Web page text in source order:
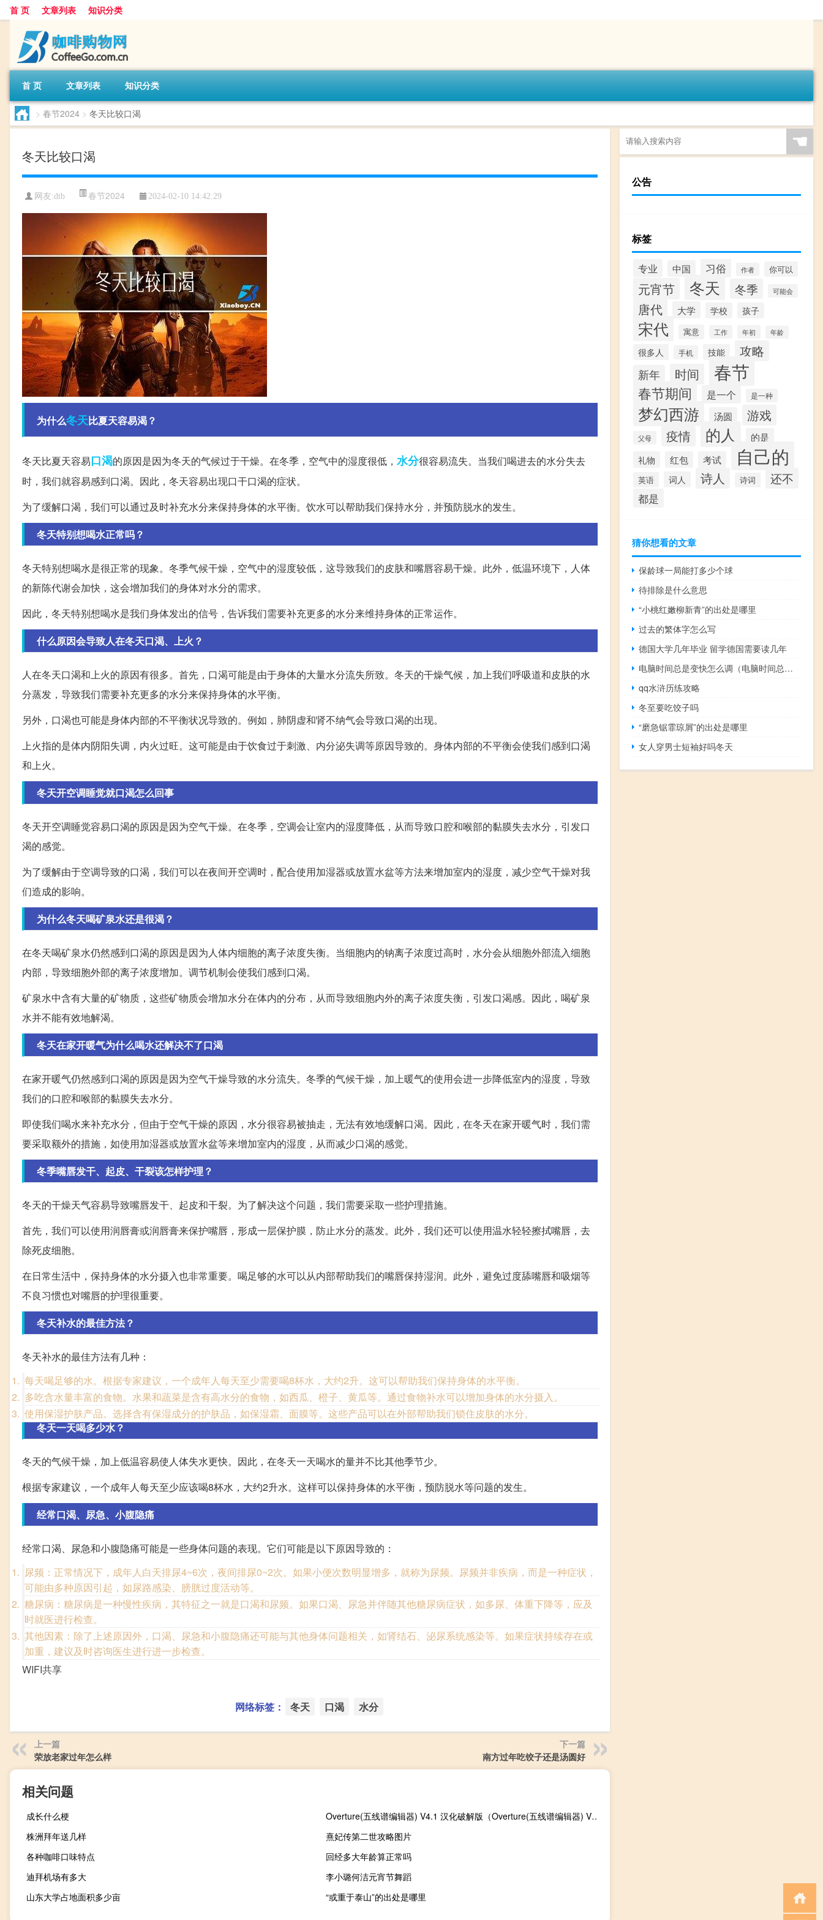
首 页 文章列表 知识分类
首 页 文章列表 知识分类
> 春节2024 > 冬天比较口渴
冬天比较口渴
网友:dtb 春节2024 2024-02-10 14:42:29
为什么冬天比夏天容易渴？
冬天比夏天容易口渴的原因是因为冬天的气候过于干燥。在冬季，空气中的湿度很低， 水分很容易流失。当我们喝进去的水分失去
时，我们就容易感到口渴。因此，冬天容易出现口干口渴的症状。
为了缓解口渴，我们可以通过及时补充水分来保持身体的水平衡。饮水可以帮助我们保持水分，并预防脱水的发生。
冬天特别想喝水正常吗？
冬天特别想喝水是很正常的现象。冬季气候干燥，空气中的湿度较低，这导致我们的皮肤和嘴唇容易干燥。此外，低温环境下，人体
的新陈代谢会加快，这会增加我们的身体对水分的需求。
因此，冬天特别想喝水是我们身体发出的信号，告诉我们需要补充更多的水分来维持身体的正常运作。
什么原因会导致人在冬天口渴、上火？
人在冬天口渴和上火的原因有很多。首先，口渴可能是由于身体的大量水分流失所致。冬天的干燥气候，加上我们呼吸道和皮肤的水
分蒸发，导致我们需要补充更多的水分来保持身体的水平衡。
另外，口渴也可能是身体内部的不平衡状况导致的。例如，肺阴虚和肾不纳气会导致口渴的出现。
上火指的是体内阴阳失调，内火过旺。这可能是由于饮食过于刺激、内分泌失调等原因导致的。身体内部的不平衡会使我们感到口渴
和上火。
冬天开空调睡觉就口渴怎么回事
冬天开空调睡觉容易口渴的原因是因为空气干燥。在冬季，空调会让室内的湿度降低，从而导致口腔和喉部的黏膜失去水分，引发口
渴的感觉。
为了缓解由于空调导致的口渴，我们可以在夜间开空调时，配合使用加湿器或放置水盆等方法来增加室内的湿度，减少空气干燥对我
们造成的影响。
为什么冬天喝矿泉水还是很渴？
在冬天喝矿泉水仍然感到口渴的原因是因为人体内细胞的离子浓度失衡。当细胞内的钠离子浓度过高时，水分会从细胞外部流入细胞
内部，导致细胞外部的离子浓度增加。调节机制会使我们感到口渴。
矿泉水中含有大量的矿物质，这些矿物质会增加水分在体内的分布，从而导致细胞内外的离子浓度失衡，引发口渴感。因此，喝矿泉
水并不能有效地解渴。
冬天在家开暖气为什么喝水还解决不了口渴
在家开暖气仍然感到口渴的原因是因为空气干燥导致的水分流失。冬季的气候干燥，加上暖气的使用会进一步降低室内的湿度，导致
我们的口腔和喉部的黏膜失去水分。
即使我们喝水来补充水分，但由于空气干燥的原因，水分很容易被抽走，无法有效地缓解口渴。因此，在冬天在家开暖气时，我们需
要采取额外的措施，如使用加湿器或放置水盆等来增加室内的湿度，从而减少口渴的感觉。
冬季嘴唇发干、起皮、干裂该怎样护理？
冬天的干燥天气容易导致嘴唇发干、起皮和干裂。为了解决这个问题，我们需要采取一些护理措施。
首先，我们可以使用润唇膏或润唇膏来保护嘴唇，形成一层保护膜，防止水分的蒸发。此外，我们还可以使用温水轻轻擦拭嘴唇，去
除死皮细胞。
在日常生活中，保持身体的水分摄入也非常重要。喝足够的水可以从内部帮助我们的嘴唇保持湿润。此外，避免过度舔嘴唇和吸烟等
不良习惯也对嘴唇的护理很重要。
冬天补水的最佳方法？
冬天补水的最佳方法有几种：
每天喝足够的水。根据专家建议，一个成年人每天至少需要喝8杯水，大约2升。这可以帮助我们保持身体的水平衡。
多吃含水量丰富的食物。水果和蔬菜是含有高水分的食物，如西瓜、橙子、黄瓜等。通过食物补水可以增加身体的水分摄入。
使用保湿护肤产品。选择含有保湿成分的护肤品，如保湿霜、面膜等。这些产品可以在外部帮助我们锁住皮肤的水分。
冬天一天喝多少水？
冬天的气候干燥，加上低温容易使人体失水更快。因此，在冬天一天喝水的量并不比其他季节少。
根据专家建议，一个成年人每天至少应该喝8杯水，大约2升水。这样可以保持身体的水平衡，预防脱水等问题的发生。
经常口渴、尿急、小腹隐痛
经常口渴、尿急和小腹隐痛可能是一些身体问题的表现。它们可能是以下原因导致的：
尿频：正常情况下，成年人白天排尿4~6次，夜间排尿0~2次。如果小便次数明显增多，就称为尿频。尿频并非疾病，而是一种症状，
可能由多种原因引起，如尿路感染、膀胱过度活动等。
糖尿病：糖尿病是一种慢性疾病，其特征之一就是口渴和尿频。如果口渴、尿急并伴随其他糖尿病症状，如多尿、体重下降等，应及
时就医进行检查。
其他因素：除了上述原因外，口渴、尿急和小腹隐痛还可能与其他身体问题相关，如肾结石、泌尿系统感染等。如果症状持续存在或
加重，建议及时咨询医生进行进一步检查。
WIFI共享
网络标签： 冬天 口渴 水分
上一篇
荣放老家过年怎么样
下一篇
南方过年吃饺子还是汤圆好
相关问题
成长什么梗
Overture(五线谱编辑器) V4.1 汉化破解版（Overture(五线谱编辑器) V4.1 汉化破解版功能简介）
株洲拜年送几样
熹妃传第二世攻略图片
各种咖啡口味特点
回经多大年龄算正常吗
迪拜机场有多大
李小璐何洁元宵节舞蹈
山东大学占地面积多少亩
“或重于泰山”的出处是哪里
☚
公告
标签
专业 中国 习俗 作者 你可以
元宵节 冬天 冬季 可能会
唐代 大学 学校 孩子
宋代 寓意 工作 年初 年龄
很多人 手机 技能 攻略
新年 时间 春节
春节期间 是一个 是一种
梦幻西游 汤圆 游戏
父母 疫情 的人 的是
礼物 红包 考试 自己的
英语 词人 诗人 诗词 还不
都是
猜你想看的文章
保龄球一局能打多少个球
待排除是什么意思
“小桃红嫩柳新青”的出处是哪里
过去的繁体字怎么写
德国大学几年毕业 留学德国需要读几年
电脑时间总是变快怎么调（电脑时间总是变快）
qq水浒历练攻略
冬至要吃饺子吗
“磨急锯霏琼屑”的出处是哪里
女人穿男士短袖好吗冬天